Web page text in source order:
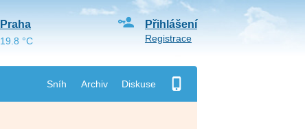
Sníh Archiv Diskuse
Přihlášení
Registrace
Praha
19.8 °C